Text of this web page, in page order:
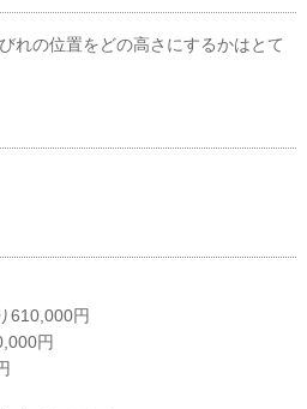
れの位置をどの高さにするかはとて
610,000円
円